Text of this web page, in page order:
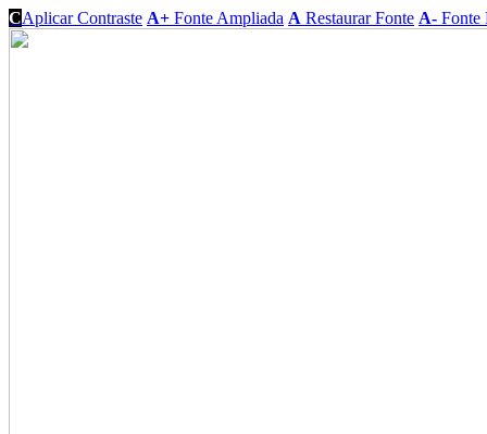
CAplicar Contraste A+ Fonte Ampliada A Restaurar Fonte A- Fonte